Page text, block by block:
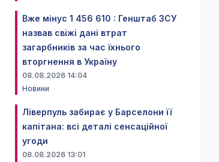
Вже мінус 1 456 610 : Генштаб ЗСУ
назвав свіжі дані втрат
загарбників за час їхнього
вторгнення в Україну
08.08.2026 14:04
Новини
Ліверпуль забирає у Барселони її
капітана: всі деталі сенсаційної
угоди
08.08.2026 13:01